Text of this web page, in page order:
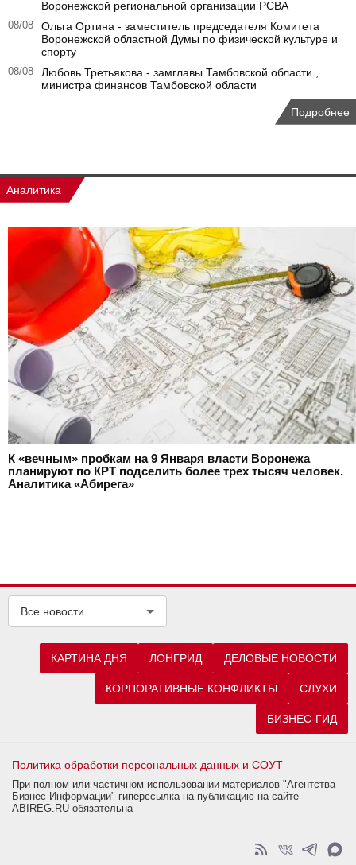
Воронежской региональной организации РСВА
08/08
Ольга Ортина - заместитель председателя Комитета
Воронежской областной Думы по физической культуре и
спорту
08/08
Любовь Третьякова - замглавы Тамбовской области ,
министра финансов Тамбовской области
Подробнее
Аналитика
К «вечным» пробкам на 9 Января власти Воронежа
планируют по КРТ подселить более трех тысяч человек.
Аналитика «Абирега»
Все новости
КАРТИНА ДНЯ ЛОНГРИД ДЕЛОВЫЕ НОВОСТИ
КОРПОРАТИВНЫЕ КОНФЛИКТЫ СЛУХИ
БИЗНЕС-ГИД
Политика обработки персональных данных и СОУТ
При полном или частичном использовании материалов "Агентства
Бизнес Информации" гиперссылка на публикацию на сайте
ABIREG.RU обязательна